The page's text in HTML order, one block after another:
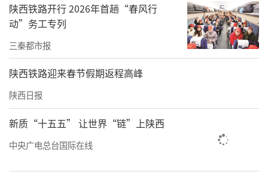
陕西铁路开行 2026年首趟“春风行
动”务工专列
三秦都市报
陕西铁路迎来春节假期返程高峰
陕西日报
新质“十五五” 让世界“链”上陕西
中央广电总台国际在线